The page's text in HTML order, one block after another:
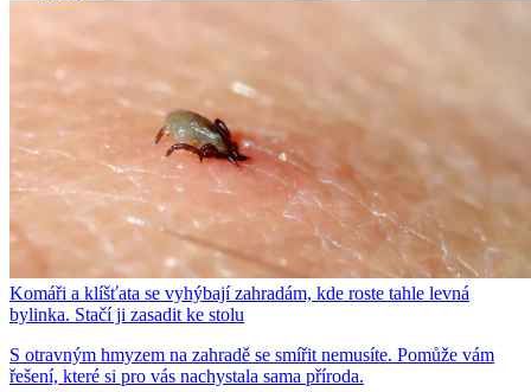
Komáři a klíšťata se vyhýbají zahradám, kde roste tahle levná
bylinka. Stačí ji zasadit ke stolu
S otravným hmyzem na zahradě se smířit nemusíte. Pomůže vám
řešení, které si pro vás nachystala sama příroda.